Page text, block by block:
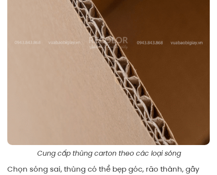
Cung cấp thùng carton theo các loại sóng
Chọn sóng sai, thùng có thể bẹp góc, rão thành, gây